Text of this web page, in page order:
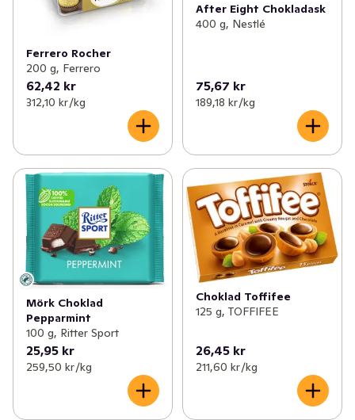
Ferrero Rocher
200 g, Ferrero
62,42 kr
312,10 kr /kg
After Eight Chokladask
400 g, Nestlé
75,67 kr
189,18 kr /kg
Mörk Choklad
Pepparmint
100 g, Ritter Sport
25,95 kr
259,50 kr /kg
Choklad Toffifee
125 g, TOFFIFEE
26,45 kr
211,60 kr /kg